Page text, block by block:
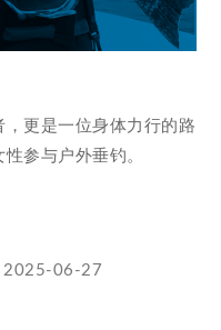
更是一位身体力行的路
参与户外垂钓。
2025-06-27